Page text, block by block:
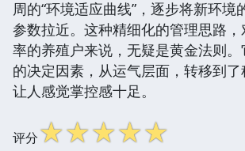
周的“环境适应曲线”，逐步将新环境
参数拉近。这种精细化的管理思路
率的养殖户来说，无疑是黄金法则
的决定因素，从运气层面，转移到了
让人感觉掌控感十足。
评分☆☆☆☆☆